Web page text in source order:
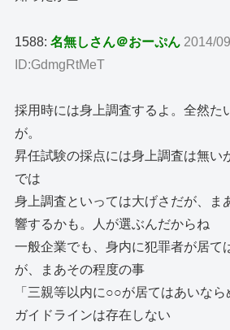
1588:名無しさん＠おーぷん 2014/
ID:GdmgRtMeT
採用時には身上調査するよ。全然た
が。
昇任試験の採点には身上調査は無い
では
身上調査といっては大げさだが、ま
響するかも。人が選ぶんだからね
一般企業でも、身内に犯罪者が居て
が、まあその程度の事
「三親等以内に○○が居てはあいな
ガイドラインは存在しない